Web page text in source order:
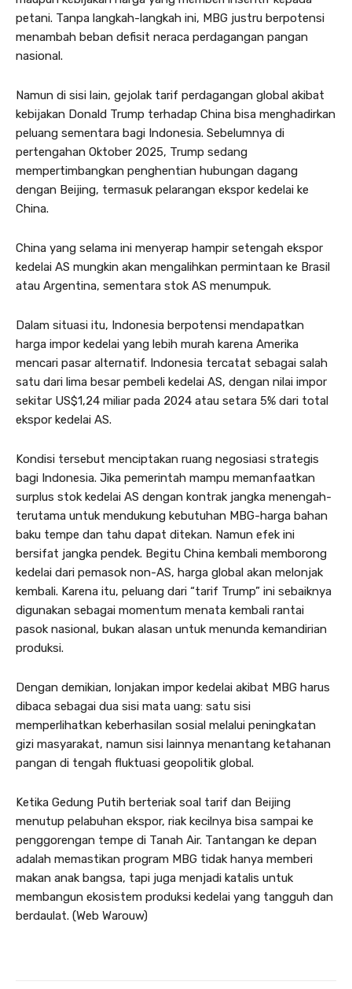
petani. Tanpa langkah-langkah ini, MBG justru berpotensi
menambah beban defisit neraca perdagangan pangan
nasional.
Namun di sisi lain, gejolak tarif perdagangan global akibat
kebijakan Donald Trump terhadap China bisa menghadirkan
peluang sementara bagi Indonesia. Sebelumnya di
pertengahan Oktober 2025, Trump sedang
mempertimbangkan penghentian hubungan dagang
dengan Beijing, termasuk pelarangan ekspor kedelai ke
China.
China yang selama ini menyerap hampir setengah ekspor
kedelai AS mungkin akan mengalihkan permintaan ke Brasil
atau Argentina, sementara stok AS menumpuk.
Dalam situasi itu, Indonesia berpotensi mendapatkan
harga impor kedelai yang lebih murah karena Amerika
mencari pasar alternatif. Indonesia tercatat sebagai salah
satu dari lima besar pembeli kedelai AS, dengan nilai impor
sekitar US$1,24 miliar pada 2024 atau setara 5% dari total
ekspor kedelai AS.
Kondisi tersebut menciptakan ruang negosiasi strategis
bagi Indonesia. Jika pemerintah mampu memanfaatkan
surplus stok kedelai AS dengan kontrak jangka menengah-
terutama untuk mendukung kebutuhan MBG-harga bahan
baku tempe dan tahu dapat ditekan. Namun efek ini
bersifat jangka pendek. Begitu China kembali memborong
kedelai dari pemasok non-AS, harga global akan melonjak
kembali. Karena itu, peluang dari “tarif Trump” ini sebaiknya
digunakan sebagai momentum menata kembali rantai
pasok nasional, bukan alasan untuk menunda kemandirian
produksi.
Dengan demikian, lonjakan impor kedelai akibat MBG harus
dibaca sebagai dua sisi mata uang: satu sisi
memperlihatkan keberhasilan sosial melalui peningkatan
gizi masyarakat, namun sisi lainnya menantang ketahanan
pangan di tengah fluktuasi geopolitik global.
Ketika Gedung Putih berteriak soal tarif dan Beijing
menutup pelabuhan ekspor, riak kecilnya bisa sampai ke
penggorengan tempe di Tanah Air. Tantangan ke depan
adalah memastikan program MBG tidak hanya memberi
makan anak bangsa, tapi juga menjadi katalis untuk
membangun ekosistem produksi kedelai yang tangguh dan
berdaulat. (Web Warouw)